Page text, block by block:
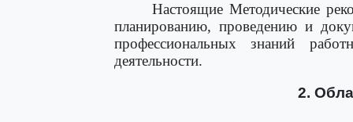
Настоящие Методические
планированию, проведению и
профессиональных знаний
деятельности.
2.